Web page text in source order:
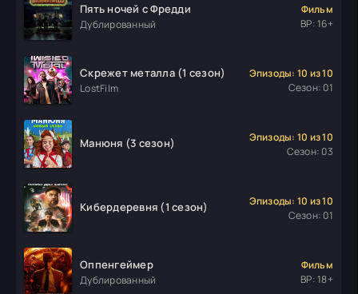
Пять ночей с Фредди
Дублированный
Фильм
ВР: 16+
Скрежет металла (1 сезон)
LostFilm
Эпизоды: 10 из 10
Сезон: 01
Манюня (3 сезон)
Эпизоды: 10 из 10
Сезон: 03
Кибердеревня (1 сезон)
Эпизоды: 10 из 10
Сезон: 01
Оппенгеймер
Дублированный
Фильм
ВР: 18+